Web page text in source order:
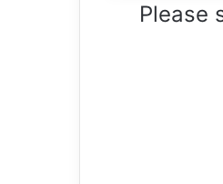
Please